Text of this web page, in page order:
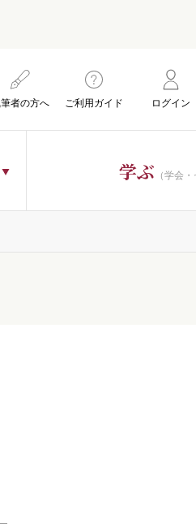
者の方へ ご利用ガイド ログイン
学ぶ （学会